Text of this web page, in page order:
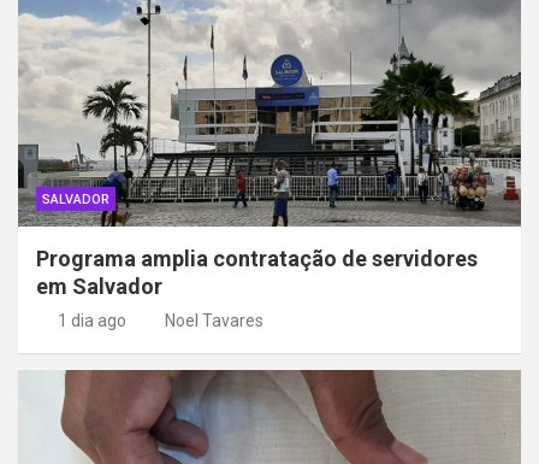
SALVADOR
Programa amplia contratação de servidores
em Salvador
1 dia ago Noel Tavares